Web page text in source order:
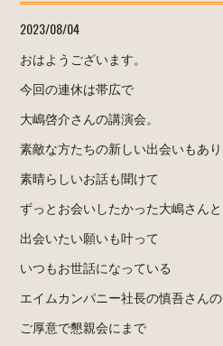
2023/08/04
おはようございます。
今回の連休は帯広で
大嶋啓介さんの講演会。
素敵な方たちの新しい出会いもあり
素晴らしいお話も聞けて
ずっとお会いしたかった大嶋さんと
出会いたい願いも叶って
いつもお世話になっている
エイムカンパニー社長の慎吾さんの
ご厚意で懇親会にまで